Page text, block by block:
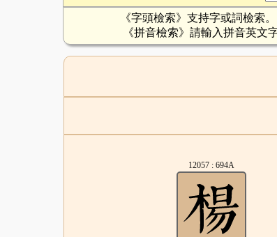
《字頭檢索》支持字或詞檢索
《拼音檢索》請輸入拼音英文
12057 : 694A